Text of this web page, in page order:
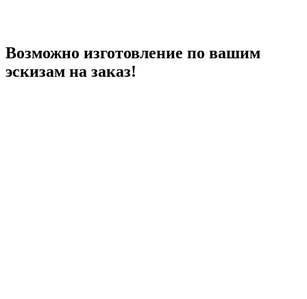
Возможно изготовление по вашим
эскизам на заказ!